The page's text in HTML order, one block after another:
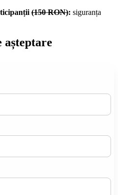
(150 RON): siguranța
așteptare